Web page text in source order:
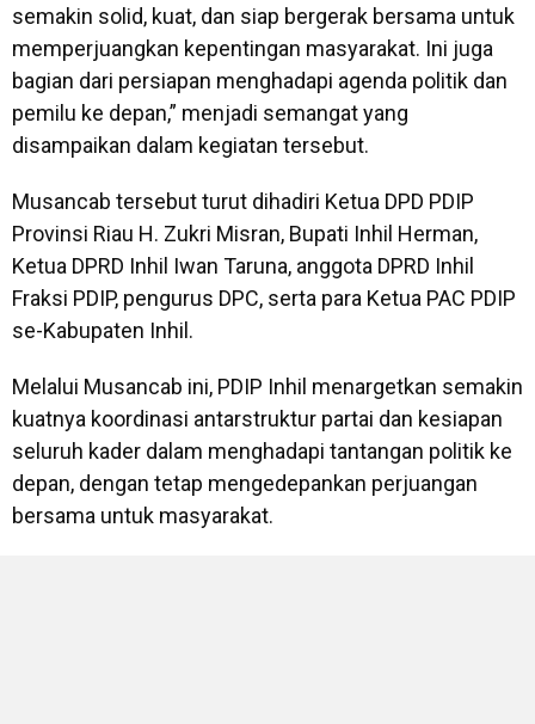
semakin solid, kuat, dan siap bergerak bersama untuk
memperjuangkan kepentingan masyarakat. Ini juga
bagian dari persiapan menghadapi agenda politik dan
pemilu ke depan,” menjadi semangat yang
disampaikan dalam kegiatan tersebut.
Musancab tersebut turut dihadiri Ketua DPD PDIP
Provinsi Riau H. Zukri Misran, Bupati Inhil Herman,
Ketua DPRD Inhil Iwan Taruna, anggota DPRD Inhil
Fraksi PDIP, pengurus DPC, serta para Ketua PAC PDIP
se-Kabupaten Inhil.
Melalui Musancab ini, PDIP Inhil menargetkan semakin
kuatnya koordinasi antarstruktur partai dan kesiapan
seluruh kader dalam menghadapi tantangan politik ke
depan, dengan tetap mengedepankan perjuangan
bersama untuk masyarakat.